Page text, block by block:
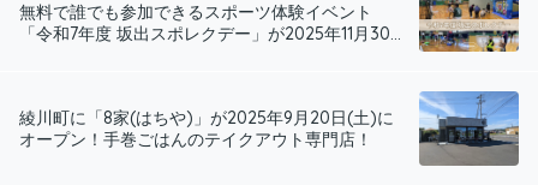
無料で誰でも参加できるスポーツ体験イベント
「令和7年度 坂出スポレクデー」が2025年11月30...
綾川町に「8家(はちや)」が2025年9月20日(土)に
オープン！手巻ごはんのテイクアウト専門店！